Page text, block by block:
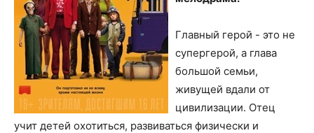
Главный герой - это не
супергерой, а глава
большой семьи,
живущей вдали от
цивилизации. Отец
учит детей охотиться, развиваться физически и